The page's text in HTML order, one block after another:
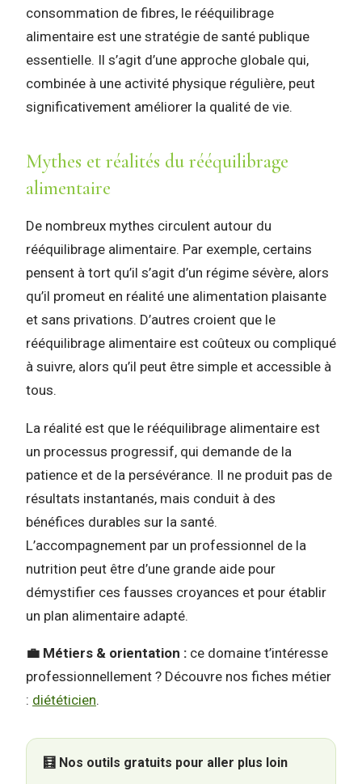
consommation de fibres, le rééquilibrage
alimentaire est une stratégie de santé publique
essentielle. Il s’agit d’une approche globale qui,
combinée à une activité physique régulière, peut
significativement améliorer la qualité de vie.
Mythes et réalités du rééquilibrage
alimentaire
De nombreux mythes circulent autour du
rééquilibrage alimentaire. Par exemple, certains
pensent à tort qu’il s’agit d’un régime sévère, alors
qu’il promeut en réalité une alimentation plaisante
et sans privations. D’autres croient que le
rééquilibrage alimentaire est coûteux ou compliqué
à suivre, alors qu’il peut être simple et accessible à
tous.
La réalité est que le rééquilibrage alimentaire est
un processus progressif, qui demande de la
patience et de la persévérance. Il ne produit pas de
résultats instantanés, mais conduit à des
bénéfices durables sur la santé.
L’accompagnement par un professionnel de la
nutrition peut être d’une grande aide pour
démystifier ces fausses croyances et pour établir
un plan alimentaire adapté.
💼 Métiers & orientation : ce domaine t’intéresse
professionnellement ? Découvre nos fiches métier
: diététicien.
🧮 Nos outils gratuits pour aller plus loin